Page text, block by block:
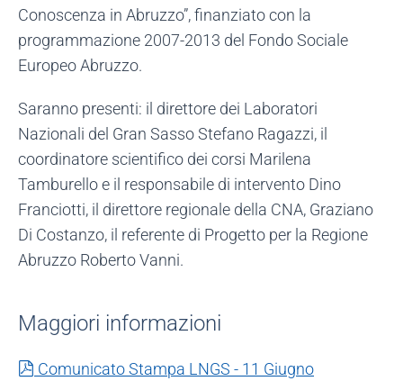
Conoscenza in Abruzzo”, finanziato con la
programmazione 2007-2013 del Fondo Sociale
Europeo Abruzzo.
Saranno presenti: il direttore dei Laboratori
Nazionali del Gran Sasso Stefano Ragazzi, il
coordinatore scientifico dei corsi Marilena
Tamburello e il responsabile di intervento Dino
Franciotti, il direttore regionale della CNA, Graziano
Di Costanzo, il referente di Progetto per la Regione
Abruzzo Roberto Vanni.
Maggiori informazioni
pdf
Comunicato Stampa LNGS - 11 Giugno